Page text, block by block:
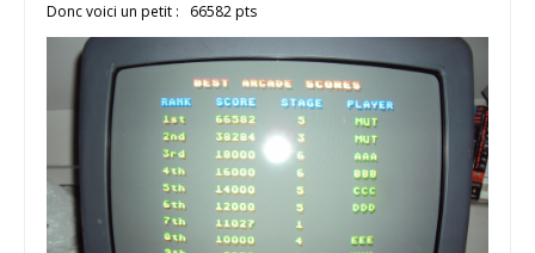
Donc voici un petit : 66582 pts